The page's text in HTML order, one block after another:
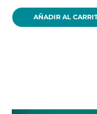
AÑADIR AL